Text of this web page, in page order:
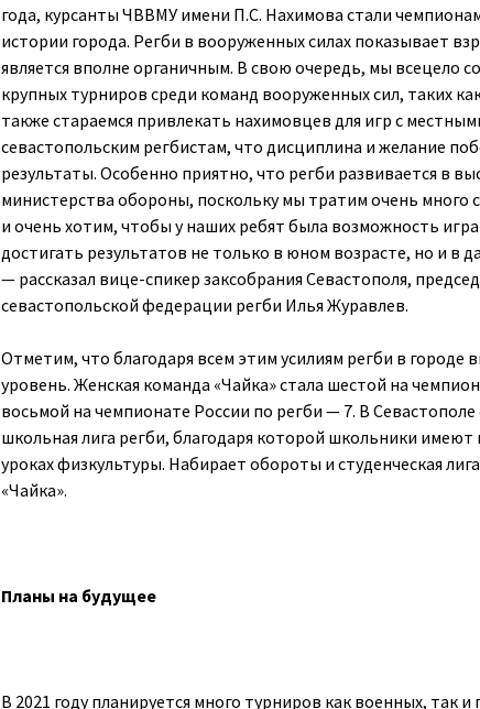
года, курсанты ЧВВМУ имени П.С. Нахимова стали
истории города. Регби в вооруженных силах показывает
является вполне органичным. В свою очередь, мы всецело
крупных турниров среди команд вооруженных сил, таких
также стараемся привлекать нахимовцев для игр с
севастопольским регбистам, что дисциплина и желание
результаты. Особенно приятно, что регби развивается в
министерства обороны, поскольку мы тратим очень много
и очень хотим, чтобы у наших ребят была возможность
достигать результатов не только в юном возрасте, но и в
— рассказал вице-спикер заксобрания Севастополя,
севастопольской федерации регби Илья Журавлев.
Отметим, что благодаря всем этим усилиям регби в
уровень. Женская команда «Чайка» стала шестой на
восьмой на чемпионате России по регби — 7. В
школьная лига регби, благодаря которой школьники
уроках физкультуры. Набирает обороты и студенческая
«Чайка».
Планы на будущее
В 2021 году планируется много турниров как военных, так